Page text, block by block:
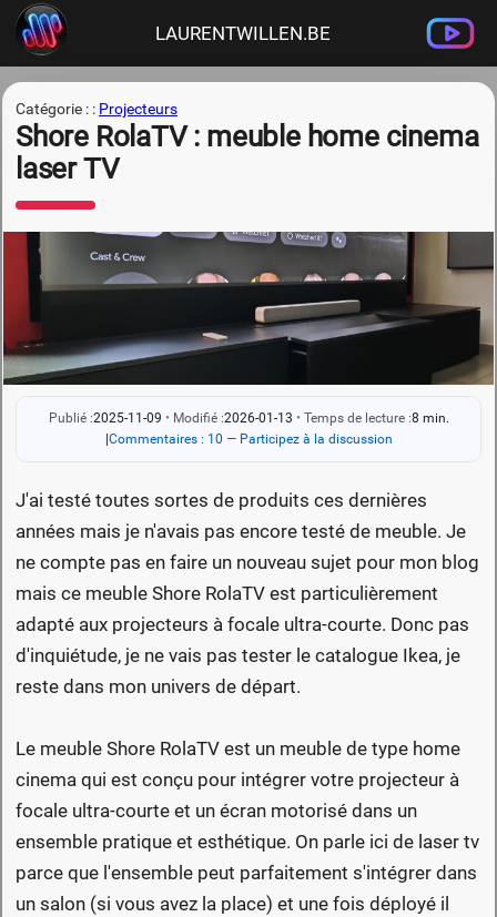
LAURENTWILLEN.BE
Catégorie : : Projecteurs
Shore RolaTV : meuble home cinema
laser TV
Publié :2025-11-09 • Modifié :2026-01-13 • Temps de lecture :8 min.
Commentaires : 10 — Participez à la discussion
J'ai testé toutes sortes de produits ces dernières
années mais je n'avais pas encore testé de meuble. Je
ne compte pas en faire un nouveau sujet pour mon blog
mais ce meuble Shore RolaTV est particulièrement
adapté aux projecteurs à focale ultra-courte. Donc pas
d'inquiétude, je ne vais pas tester le catalogue Ikea, je
reste dans mon univers de départ.
Le meuble Shore RolaTV est un meuble de type home
cinema qui est conçu pour intégrer votre projecteur à
focale ultra-courte et un écran motorisé dans un
ensemble pratique et esthétique. On parle ici de laser tv
parce que l'ensemble peut parfaitement s'intégrer dans
un salon (si vous avez la place) et une fois déployé il